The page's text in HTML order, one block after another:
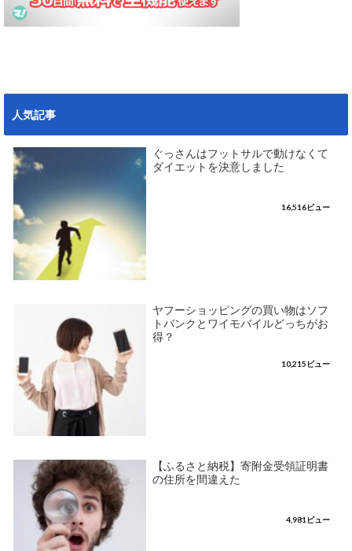
人気記事
ぐっさんはフットサルで動けなくて
ダイエットを決意しました
16,516ビュー
ヤフーショッピングの買い物はソフ
トバンクとワイモバイルどっちがお
得？
10,215ビュー
【ふるさと納税】寄附金受領証明書
の住所を間違えた
4,981ビュー